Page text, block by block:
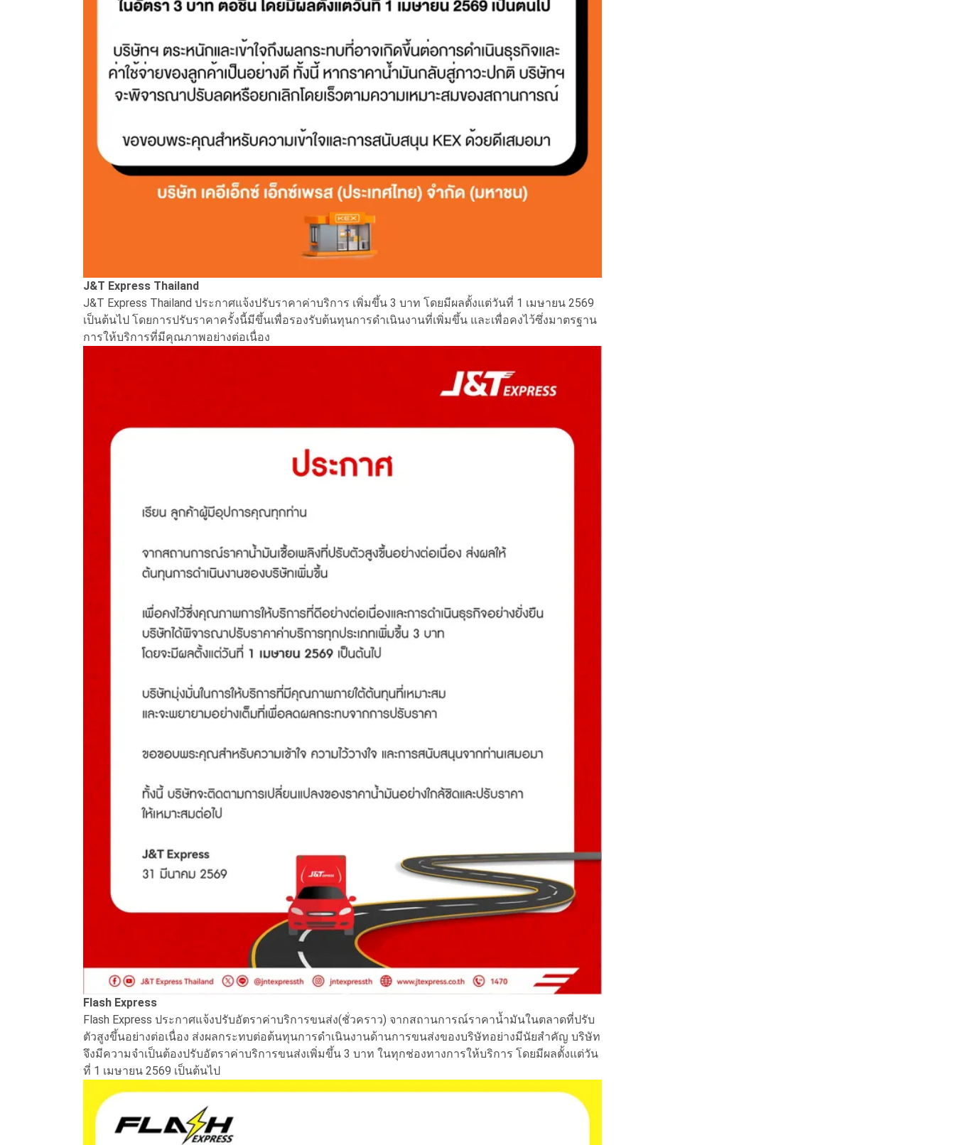
J&T Express Thailand
J&T Express Thailand ประกาศแจ้งปรับราคาค่าบริการ เพิ่มขึ้น 3 บาท โดยมีผลตั้งแต่วันที่ 1 เมษายน 2569
เป็นต้นไป โดยการปรับราคาครั้งนี้มีขึ้นเพื่อรองรับต้นทุนการดำเนินงานที่เพิ่มขึ้น และเพื่อคงไว้ซึ่งมาตรฐาน
การให้บริการที่มีคุณภาพอย่างต่อเนื่อง
Flash Express
Flash Express ประกาศแจ้งปรับอัตราค่าบริการขนส่ง(ชั่วคราว) จากสถานการณ์ราคาน้ำมันในตลาดที่ปรับ
ตัวสูงขึ้นอย่างต่อเนื่อง ส่งผลกระทบต่อต้นทุนการดำเนินงานด้านการขนส่งของบริษัทอย่างมีนัยสำคัญ บริษัท
จึงมีความจำเป็นต้องปรับอัตราค่าบริการขนส่งเพิ่มขึ้น 3 บาท ในทุกช่องทางการให้บริการ โดยมีผลตั้งแต่วัน
ที่ 1 เมษายน 2569 เป็นต้นไป